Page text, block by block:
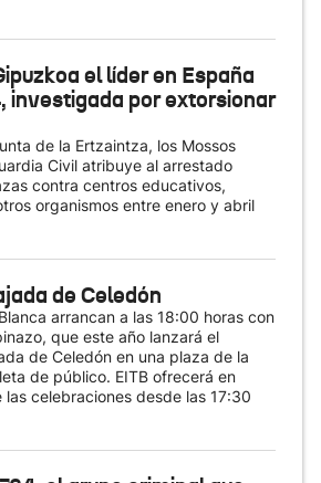
el líder en España
investigada por extorsionar
de la Ertzaintza, los Mossos
Civil atribuye al arrestado
contra centros educativos,
organismos entre enero y abril
de Celedón
arrancan a las 18:00 horas con
que este año lanzará el
de Celedón en una plaza de la
de público. EITB ofrecerá en
celebraciones desde las 17:30